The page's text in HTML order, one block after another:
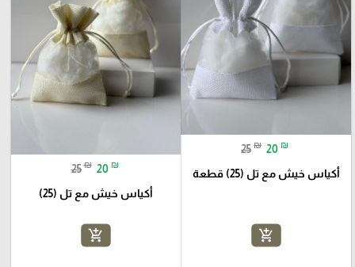
25 ₪ 20 ₪
أكياس خيش مع تل (25) قطعة
add_shopping_cart
25 ₪ 20 ₪
أكياس خيش مع تل (25)
add_shopping_cart